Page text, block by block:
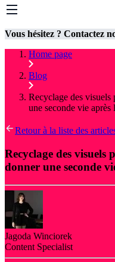
Vous hésitez ? Contactez
Home page
Blog
Recyclage des
une seconde vie après
Retour à la liste des
Recyclage des
donner une seconde
Jagoda Winciorek
Content Specialist